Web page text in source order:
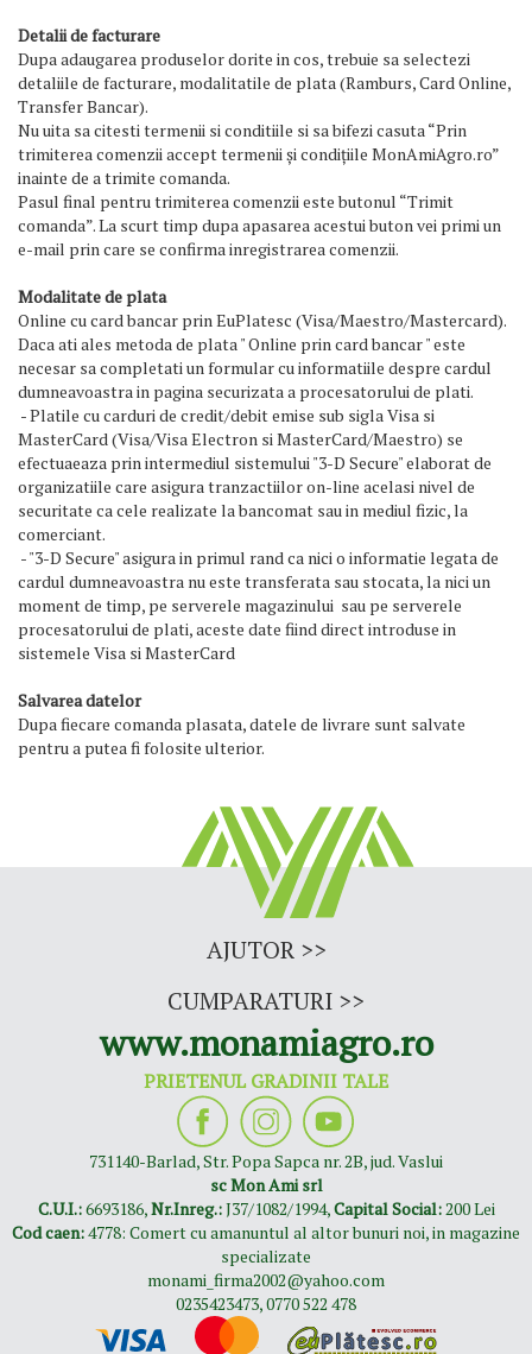
noi
Stiri
Despre
noi
Contact
Detalii de facturare
Dupa adaugarea produselor dorite in cos, trebuie sa selectezi
detaliile de facturare, modalitatile de plata (Ramburs, Card Online,
Transfer Bancar).
Nu uita sa citesti termenii si conditiile si sa bifezi casuta “Prin
trimiterea comenzii accept termenii și condițiile MonAmiAgro.ro”
inainte de a trimite comanda.
Pasul final pentru trimiterea comenzii este butonul “Trimit
comanda”. La scurt timp dupa apasarea acestui buton vei primi un
e-mail prin care se confirma inregistrarea comenzii.
Modalitate de plata
Online cu card bancar prin EuPlatesc (Visa/Maestro/Mastercard).
Daca ati ales metoda de plata " Online prin card bancar " este
necesar sa completati un formular cu informatiile despre cardul
dumneavoastra in pagina securizata a procesatorului de plati.
- Platile cu carduri de credit/debit emise sub sigla Visa si
MasterCard (Visa/Visa Electron si MasterCard/Maestro) se
efectuaeaza prin intermediul sistemului "3-D Secure" elaborat de
organizatiile care asigura tranzactiilor on-line acelasi nivel de
securitate ca cele realizate la bancomat sau in mediul fizic, la
comerciant.
- "3-D Secure" asigura in primul rand ca nici o informatie legata de
cardul dumneavoastra nu este transferata sau stocata, la nici un
moment de timp, pe serverele magazinului sau pe serverele
procesatorului de plati, aceste date fiind direct introduse in
sistemele Visa si MasterCard
Salvarea datelor
Dupa fiecare comanda plasata, datele de livrare sunt salvate
pentru a putea fi folosite ulterior.
AJUTOR >>
CUMPARATURI >>
www.monamiagro.ro
PRIETENUL GRADINII TALE
731140-Barlad, Str. Popa Sapca nr. 2B, jud. Vaslui
sc Mon Ami srl
C.U.I.:6693186,Nr.Inreg.:J37/1082/1994,Capital Social:200 Lei
Cod caen:4778: Comert cu amanuntul al altor bunuri noi, in magazine
specializate
monami_firma2002@yahoo.com
0235423473,0770 522 478